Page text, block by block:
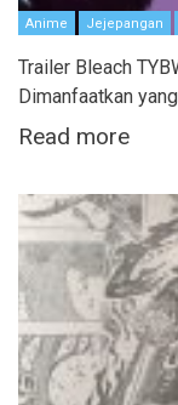
Anime Jejepangan
Trailer Bleach
Dimanfaatkan
Read more